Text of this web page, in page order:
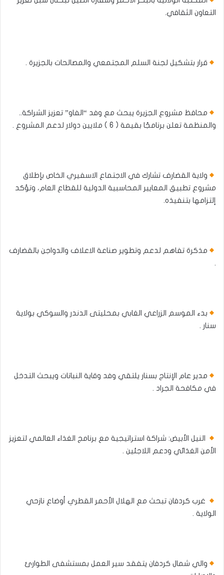
التعاون الثقافي.
قرار بتشكيل لجنة السلم المجتمعي والمصالحات بالجزيرة .
محافظ مشروع الجزيرة يبحث مع وفد “الفاو” تعزيز الشراكة..
والمنظمة تعلن برنامجًا بقيمة ( 6 ) ملايين دولار لدعم المشروع .
ولاية القضارف تشارك في الاجتماع الاسفيري الخاص بإطلاق
مشروع تطبيق المعايير المحاسبية الدولية للقطاع العام، وتؤكد
إلتزامها بتنفيذه.
مذكرة تفاهم لدعم وتطوير صناعة الاعلاف والدواجن بالقضارف
.
بدء الموسم الزراعي الغابي بمحليتى الدندر والسوكي بولاية
سنار .
مدير عام الإنتاج بسنار يلتقي وفد وقاية النباتات ويبحث التدخل
في مكافحة الجراد .
النيل الأبيض: شراكة استراتيجية مع برنامج الغذاء العالمي لتعزيز
الأمن الغذائي ودعم اللاجئين .
غرب كردفان تبحث مع الهلال الأحمر القطري أوضاع نازحي
الولاية .
والي شمال كردفان يتفقد سير العمل بمستشفى الطوارئ